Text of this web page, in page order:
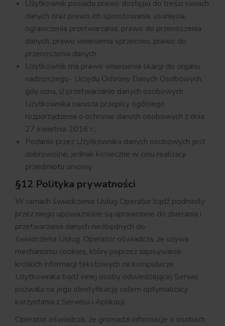
Użytkownik posiada prawo dostępu do treści swoich
danych oraz prawo ich sprostowania, usunięcia,
ograniczenia przetwarzania, prawo do przenoszenia
danych, prawo wniesienia sprzeciwu, prawo do
przenoszenia danych.
Użytkownik ma prawo wniesienia skargi do organu
nadzorczego- Urzędu Ochrony Danych Osobowych,
gdy uzna, iż przetwarzanie danych osobowych
Użytkownika narusza przepisy ogólnego
rozporządzenia o ochronie danych osobowych z dnia
27 kwietnia 2016 r.;
Podanie przez Użytkownika danych osobowych jest
dobrowolne, jednak konieczne w celu realizacji
przedmiotu umowy.
§12 Polityka prywatności
W ramach świadczenia Usług Operator bądź podmioty
przez niego upoważnione są uprawnione do zbierania i
przetwarzania danych niezbędnych do
świadczenia Usług. Operator oświadcza, że używa
mechanizmu cookies, który poprzez zapisywanie
krótkich informacji tekstowych na komputerze
Użytkownika bądź innej osoby odwiedzającej Serwis
pozwala na jego identyfikację celem optymalizacji
korzystania z Serwisu i Aplikacji.
Operator oświadcza, że gromadzi informacje o osobach